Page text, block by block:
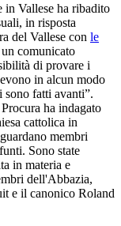
Vallese ha ribadito
in risposta
del Vallese con le
comunicato
di provare i
in alcun modo
sono fatti avanti”.
ha indagato
cattolica in
membri
Sono state
in materia e
dell'Abbazia,
e il canonico Roland